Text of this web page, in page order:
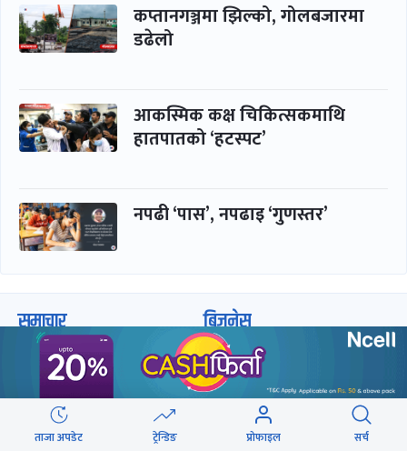
कप्तानगञ्जमा झिल्को, गोलबजारमा
डढेलो
आकस्मिक कक्ष चिकित्सकमाथि
हातपातको ‘हटस्पट’
नपढी ‘पास’, नपढाइ ‘गुणस्तर’
ताजा अपडेट ट्रेन्डिङ प्रोफाइल सर्च
समाचार
समाज
विचार/ब्लग
साहित्य
अन्तर्वार्ता
बिजनेस
बजार
पर्यटन
बैंक / वित्त